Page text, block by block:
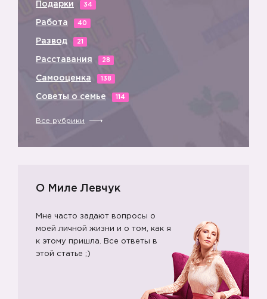
Подарки 34
Работа 40
Развод 21
Расставания 28
Самооценка 138
Советы о семье 114
Все рубрики
О Миле Левчук
Мне часто задают вопросы о
моей личной жизни и о том, как я
к этому пришла. Все ответы в
этой статье ;)